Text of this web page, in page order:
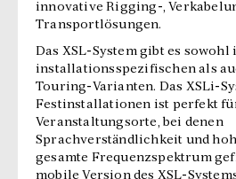
innovative Rigging-,
Transportlösungen.
Das XSL-System gibt es sowohl
installationsspezifischen als
Touring-Varianten. Das XSLi-
Festinstallationen ist perfekt
Veranstaltungsorte, bei denen
Sprachverständlichkeit und
gesamte Frequenzspektrum
mobile Version des XSL-